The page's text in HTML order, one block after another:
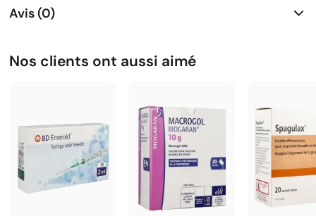
Avis (0)
Nos clients ont aussi aimé